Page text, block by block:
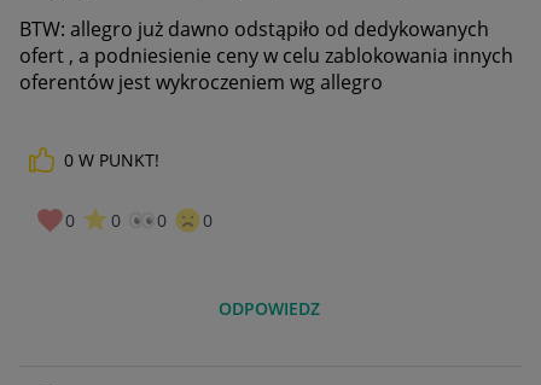
BTW: allegro już dawno odstąpiło od dedykowanych
ofert , a podniesienie ceny w celu zablokowania innych
oferentów jest wykroczeniem wg allegro
0 W PUNKT!
0 0 0 0
ODPOWIEDZ